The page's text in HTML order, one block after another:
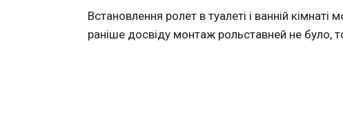
Встановлення ролет в туалеті і ванній
раніше досвіду монтаж рольставней не було,